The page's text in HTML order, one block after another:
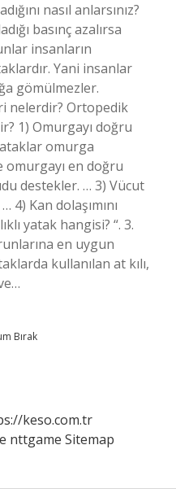
nasıl anlarsınız?
basınç azalırsa
insanların
Yani insanlar
gömülmezler.
nelerdir? Ortopedik
1) Omurgayı doğru
omurga
omurgayı en doğru
destekler. … 3) Vücut
4) Kan dolaşımını
yatak hangisi? “. 3.
en uygun
kullanılan at kılı,
Bırak
keso.com.tr
nttgame Sitemap